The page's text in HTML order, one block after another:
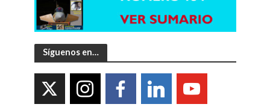
Síguenos en…